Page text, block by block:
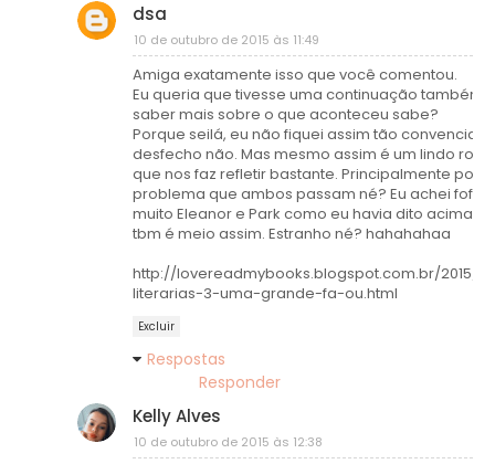
dsa
10 de outubro de 2015 às 11:49
Amiga exatamente isso que você comentou.
Eu queria que tivesse uma continuação também.
saber mais sobre o que aconteceu sabe?
Porque seilá, eu não fiquei assim tão convencida
desfecho não. Mas mesmo assim é um lindo
que nos faz refletir bastante. Principalmente por
problema que ambos passam né? Eu achei fofo.
muito Eleanor e Park como eu havia dito acima e
tbm é meio assim. Estranho né? hahahahaa
http://lovereadmybooks.blogspot.com.br/2015/
literarias-3-uma-grande-fa-ou.html
Excluir
Respostas
Responder
Kelly Alves
10 de outubro de 2015 às 12:38